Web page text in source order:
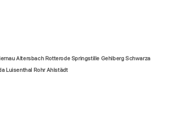
Altersbach Rotterode Springstille Gehlberg Schwarza
Luisenthal Rohr Ahlstädt